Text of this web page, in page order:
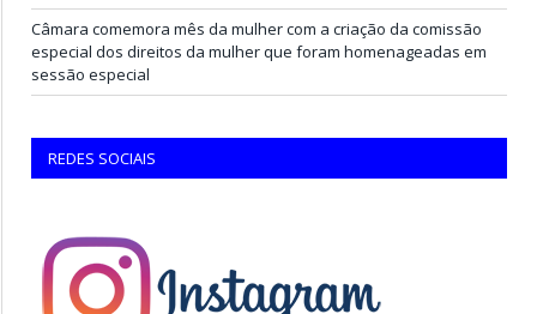
Câmara comemora mês da mulher com a criação da comissão
especial dos direitos da mulher que foram homenageadas em
sessão especial
REDES SOCIAIS